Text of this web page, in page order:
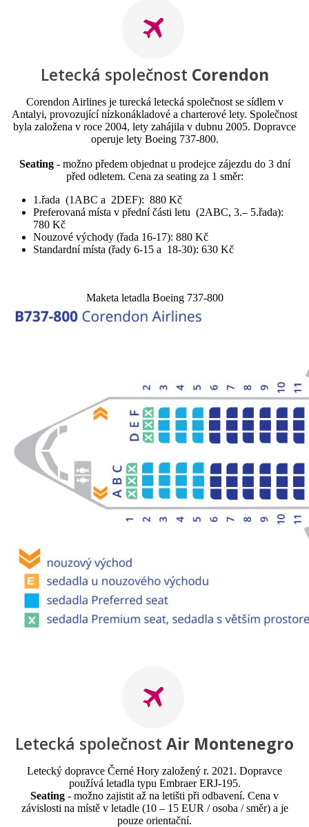
Letecká společnost Corendon
Corendon Airlines je turecká letecká společnost se sídlem v
Antalyi, provozující nízkonákladové a charterové lety. Společnost
byla založena v roce 2004, lety zahájila v dubnu 2005. Dopravce
operuje lety Boeing 737-800.
Seating- možno předem objednat u prodejce zájezdu do 3 dní
před odletem. Cena za seating za 1 směr:
1.řada (1ABC a 2DEF): 880 Kč
Preferovaná místa v přední části letu (2ABC, 3.– 5.řada):
780 Kč
Nouzové východy (řada 16-17): 880 Kč
Standardní místa (řady 6-15 a 18-30): 630 Kč
Maketa letadla Boeing 737-800
Letecká společnost Air Montenegro
Letecký dopravce Černé Hory založený r. 2021. Dopravce
používá letadla typu Embraer ERJ-195.
Seating - možno zajistit až na letišti při odbavení. Cena v
závislosti na místě v letadle (10 – 15 EUR / osoba / směr) a je
pouze orientační.